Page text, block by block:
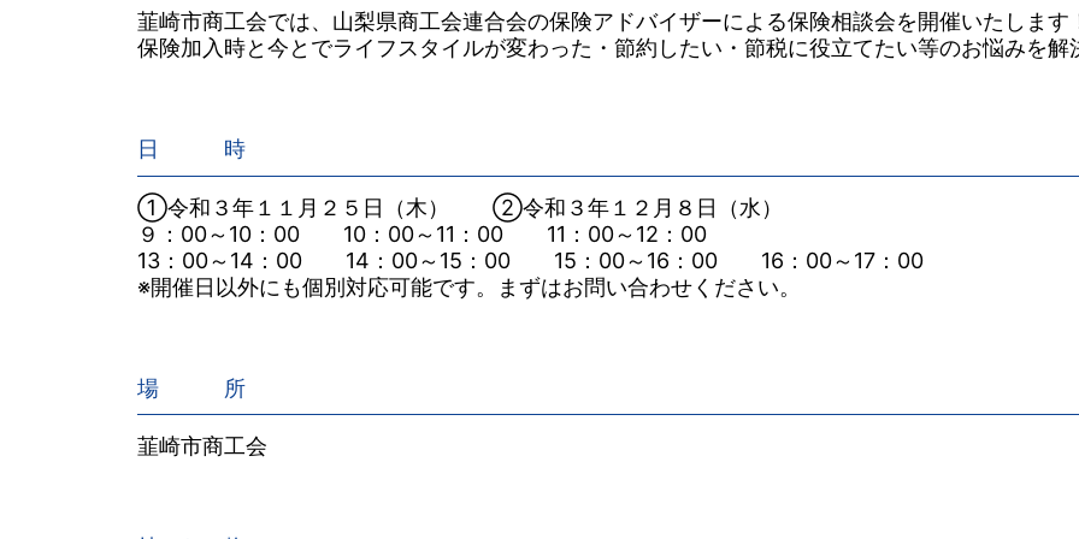
韮崎市商工会では、山梨県商工会連合会の保険アドバイザーによる保険相談会を開催いたします
保険加入時と今とでライフスタイルが変わった・節約したい・節税に役立てたい等のお悩みを解
日 時
①令和３年１１月２５日（木） ②令和３年１２月８日（水）
９：00～10：00 10：00～11：00 11：00～12：00
13：00～14：00 14：00～15：00 15：00～16：00 16：00～17：00
※開催日以外にも個別対応可能です。まずはお問い合わせください。
場 所
韮崎市商工会